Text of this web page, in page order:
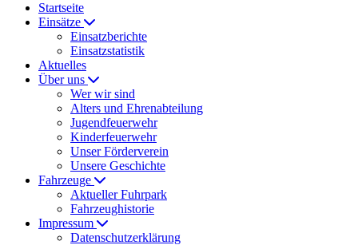
Startseite
Einsätze
Einsatzberichte
Einsatzstatistik
Aktuelles
Über uns
Wer wir sind
Alters und Ehrenabteilung
Jugendfeuerwehr
Kinderfeuerwehr
Unser Förderverein
Unsere Geschichte
Fahrzeuge
Aktueller Fuhrpark
Fahrzeughistorie
Impressum
Datenschutzerklärung